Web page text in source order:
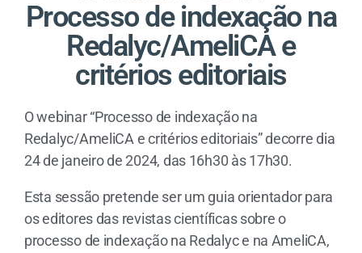
Processo de indexação na
Redalyc/AmeliCA e
critérios editoriais
O webinar “Processo de indexação na
Redalyc/AmeliCA e critérios editoriais” decorre dia
24 de janeiro de 2024, das 16h30 às 17h30.
Esta sessão pretende ser um guia orientador para
os editores das revistas científicas sobre o
processo de indexação na Redalyc e na AmeliCA,